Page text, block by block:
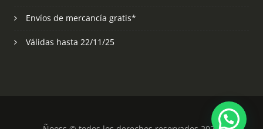
Envíos de mercancía gratis*
Válidas hasta 22/11/25